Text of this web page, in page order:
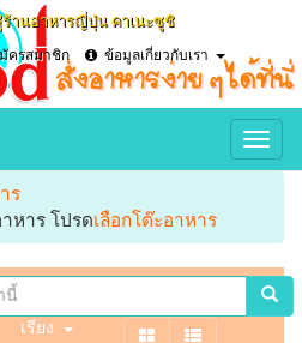
านอาหารญี่ปุ่น คาเนะซูชิ
ครสมาชิก ข้อมูลเกี่ยวกับเรา
ร
หาร โปรดเลือกโต๊ะอาหาร
เรียง